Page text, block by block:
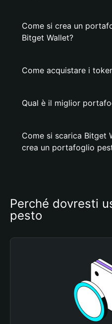
Come si crea un
Bitget Wallet?
Come acquistare i
Qual è il miglior
Come si scarica Bitget
crea un portafoglio
Perché dovresti
pesto